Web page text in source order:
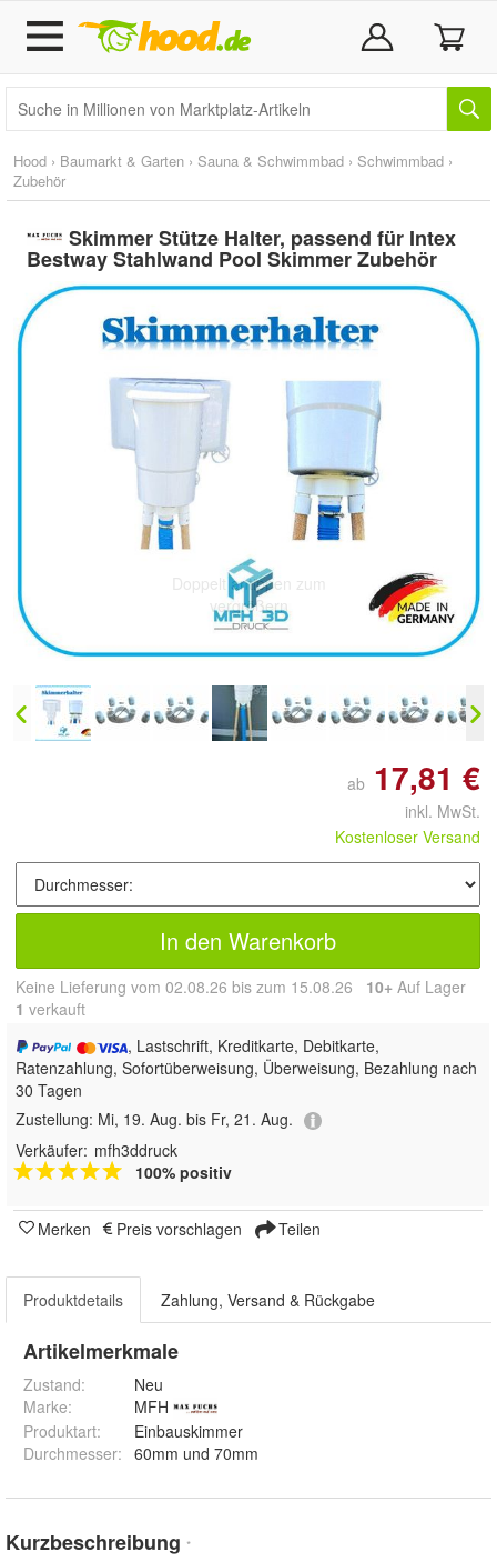
Hood › Baumarkt & Garten › Sauna & Schwimmbad › Schwimmbad ›
Zubehör
Skimmer Stütze Halter, passend für Intex
Bestway Stahlwand Pool Skimmer Zubehör
Doppelt antippen zum
vergrößern
ab 17,81 €
inkl. MwSt.
Kostenloser Versand
In den Warenkorb
Keine Lieferung vom 02.08.26 bis zum 15.08.26 10+ Auf Lager
1 verkauft
, Lastschrift, Kreditkarte, Debitkarte,
Ratenzahlung, Sofortüberweisung, Überweisung, Bezahlung nach
30 Tagen
Zustellung: Mi, 19. Aug. bis Fr, 21. Aug.
Verkäufer: mfh3ddruck
100% positiv
Merken Preis vorschlagen Teilen
Produktdetails Zahlung, Versand & Rückgabe
Artikelmerkmale
Zustand:
Neu
Marke:
MFH
Produktart:
Einbauskimmer
Durchmesser: 60mm und 70mm
Kurzbeschreibung *